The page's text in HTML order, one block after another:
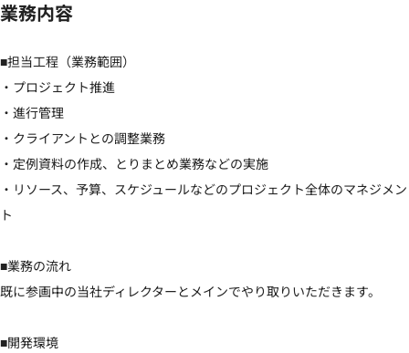
業務内容
■担当工程（業務範囲）
・プロジェクト推進
・進行管理
・クライアントとの調整業務
・定例資料の作成、とりまとめ業務などの実施
・リソース、予算、スケジュールなどのプロジェクト全体のマネジメン
ト
■業務の流れ
既に参画中の当社ディレクターとメインでやり取りいただきます。
■開発環境